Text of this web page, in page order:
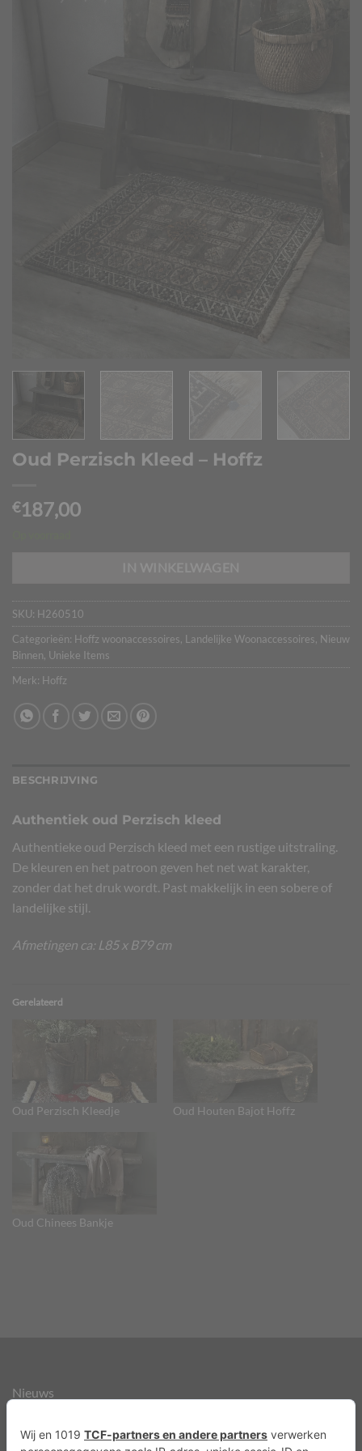
Oud Perzisch Kleed – Hoffz
€187,00
SKU: H260510
Categorieën: Hoffz woonaccessoires, Landelijke Woonaccessoires, Nieuw
Binnen, Unieke Items
Merk: Hoffz
BESCHRIJVING
Authentiek oud Perzisch kleed
Authentieke oud Perzisch kleed met een rustige uitstraling.
De kleuren en het patroon geven het net wat karakter,
zonder dat het druk wordt. Past makkelijk in een sobere of
landelijke stijl.
Afmetingen ca: L85 x B79 cm
Gerelateerd
Oud Perzisch Kleedje Oud Houten Bajot Hoffz
Oud Chinees Bankje
Nieuws